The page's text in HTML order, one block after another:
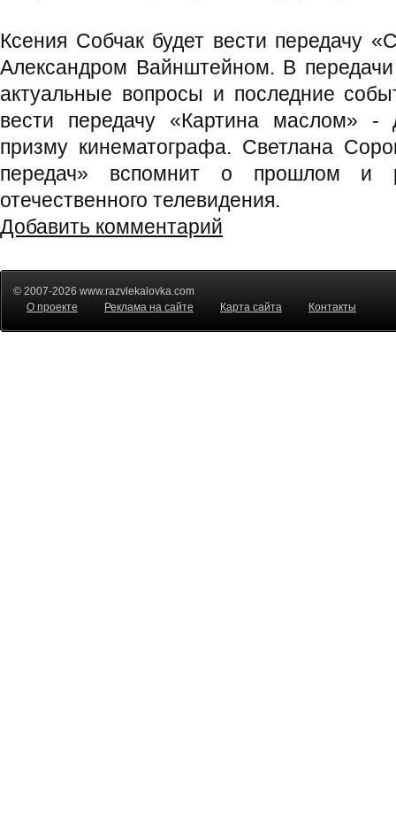
Ксения Собчак будет вести передачу
Александром Вайнштейном. В
актуальные вопросы и последние
вести передачу «Картина маслом» -
призму кинематографа. Светлана
передач» вспомнит о прошлом и
отечественного телевидения.
Добавить комментарий
© 2007-2026 www.razvlekalovka.com
О проекте
Реклама на сайте Карта сайта Контакты